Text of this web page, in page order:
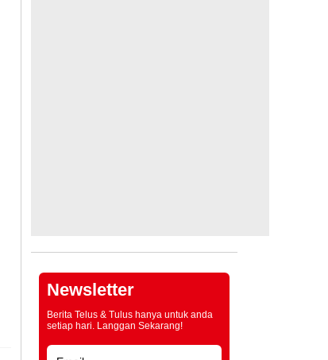
Newsletter
Berita Telus & Tulus hanya untuk anda
setiap hari. Langgan Sekarang!